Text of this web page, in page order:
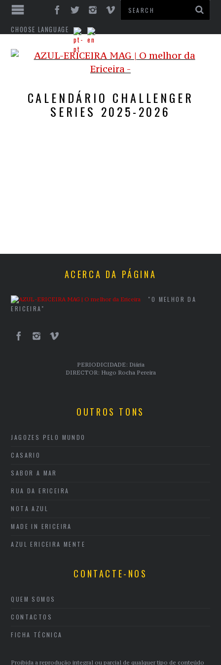
CHOOSE LANGUAGE
CALENDÁRIO CHALLENGER
SERIES 2025-2026
ACERCA DA PÁGINA
"O MELHOR DA
ERICEIRA"
PERIODICIDADE: Diária
DIRECTOR: Hugo Rocha Pereira
OUTROS TONS
JAGOZES PELO MUNDO
CASARIO
SABOR A MAR
RUA DA ERICEIRA
NOTA AZUL
MADE IN ERICEIRA
AZUL ERICEIRA MENTE
CONTACTE-NOS
QUEM SOMOS
CONTACTOS
FICHA TÉCNICA
Proibida a reprodução integral ou parcial de qualquer tipo de conteúdo